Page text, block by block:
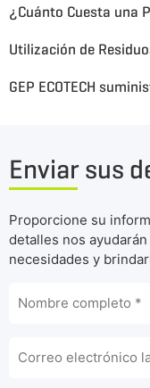
¿Cuánto Cuesta una
Enviar sus
Proporcione su
detalles nos
necesidades y